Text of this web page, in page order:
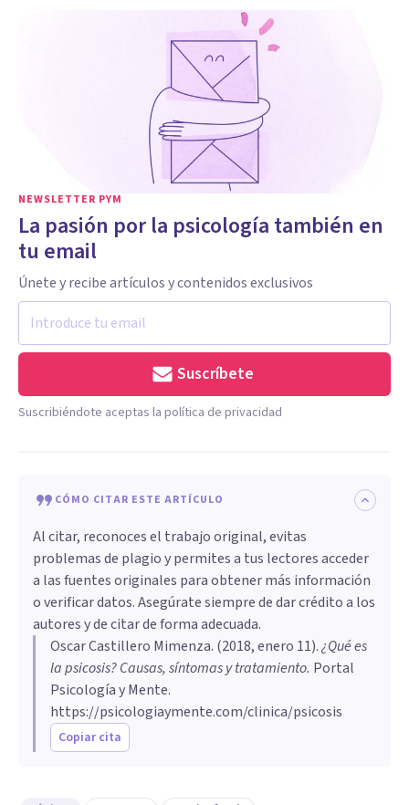
NEWSLETTER PYM
La pasión por la psicología también en
tu email
Únete y recibe artículos y contenidos exclusivos
Suscríbete
Suscribiéndote aceptas la política de privacidad
CÓMO CITAR ESTE ARTÍCULO
Al citar, reconoces el trabajo original, evitas
problemas de plagio y permites a tus lectores acceder
a las fuentes originales para obtener más información
o verificar datos. Asegúrate siempre de dar crédito a los
autores y de citar de forma adecuada.
Oscar Castillero Mimenza. (2018, enero 11).¿Qué es
la psicosis? Causas, síntomas y tratamiento. Portal
Psicología y Mente.
https://psicologiaymente.com/clinica/psicosis
Copiar cita